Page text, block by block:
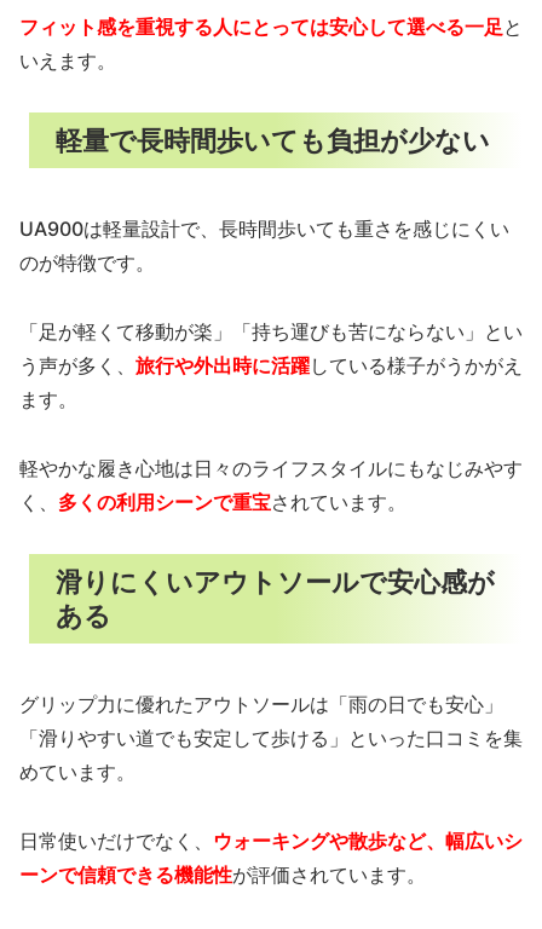
フィット感を重視する人にとっては安心して選べる一足と
いえます。
軽量で長時間歩いても負担が少ない
UA900は軽量設計で、長時間歩いても重さを感じにくい
のが特徴です。
「足が軽くて移動が楽」「持ち運びも苦にならない」とい
う声が多く、 旅行や外出時に活躍している様子がうかがえ
ます。
軽やかな履き心地は日々のライフスタイルにもなじみやす
く、 多くの利用シーンで重宝されています。
滑りにくいアウトソールで安心感が
ある
グリップ力に優れたアウトソールは「雨の日でも安心」
「滑りやすい道でも安定して歩ける」といった口コミを集
めています。
日常使いだけでなく、 ウォーキングや散歩など、幅広いシ
ーンで信頼できる機能性が評価されています。